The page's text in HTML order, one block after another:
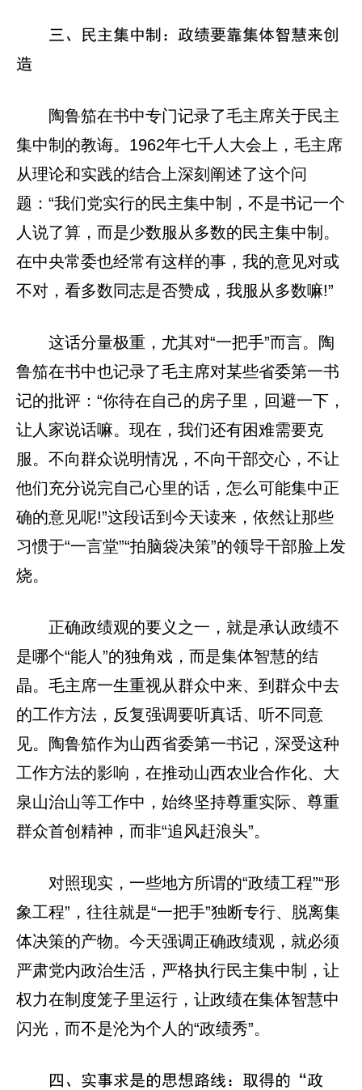
三、民主集中制：政绩要靠集体智慧来创
造
陶鲁笳在书中专门记录了毛主席关于民主
集中制的教诲。1962年七千人大会上，毛主席
从理论和实践的结合上深刻阐述了这个问
题：“我们党实行的民主集中制，不是书记一个
人说了算，而是少数服从多数的民主集中制。
在中央常委也经常有这样的事，我的意见对或
不对，看多数同志是否赞成，我服从多数嘛!”
这话分量极重，尤其对“一把手”而言。陶
鲁笳在书中也记录了毛主席对某些省委第一书
记的批评：“你待在自己的房子里，回避一下，
让人家说话嘛。现在，我们还有困难需要克
服。不向群众说明情况，不向干部交心，不让
他们充分说完自己心里的话，怎么可能集中正
确的意见呢!”这段话到今天读来，依然让那些
习惯于“一言堂”“拍脑袋决策”的领导干部脸上发
烧。
正确政绩观的要义之一，就是承认政绩不
是哪个“能人”的独角戏，而是集体智慧的结
晶。毛主席一生重视从群众中来、到群众中去
的工作方法，反复强调要听真话、听不同意
见。陶鲁笳作为山西省委第一书记，深受这种
工作方法的影响，在推动山西农业合作化、大
泉山治山等工作中，始终坚持尊重实际、尊重
群众首创精神，而非“追风赶浪头”。
对照现实，一些地方所谓的“政绩工程”“形
象工程”，往往就是“一把手”独断专行、脱离集
体决策的产物。今天强调正确政绩观，就必须
严肃党内政治生活，严格执行民主集中制，让
权力在制度笼子里运行，让政绩在集体智慧中
闪光，而不是沦为个人的“政绩秀”。
四、实事求是的思想路线：取得的“政